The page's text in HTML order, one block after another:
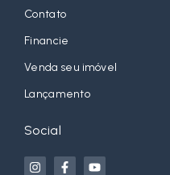
Contato
Financie
Venda seu imóvel
Lançamento
Social